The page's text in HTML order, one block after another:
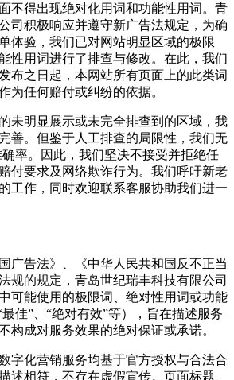
不得出现绝对化用词和功能性用词。青
司积极响应并遵守新广告法规定，为确
体验，我们已对网站明显区域的极限
性用词进行了排查与修改。在此，我们
布之日起，本网站所有页面上的此类词
为任何赔付或纠纷的依据。
未明显展示或未完全排查到的区域，我
善。但鉴于人工排查的局限性，我们无
率。因此，我们坚决不接受并拒绝任
付要求及网络欺诈行为。我们呼吁新老
工作，同时欢迎联系客服协助我们进一
广告法》、《中华人民共和国反不正当
规的规定，青岛世纪瑞丰科技有限公司
可能使用的极限词、绝对性用词或功能
佳”、“绝对有效”等），旨在描述服务
构成对服务效果的绝对保证或承诺。
字化营销服务均基于官方授权与合法合
述相符，不存在虚假宣传。页面标题、